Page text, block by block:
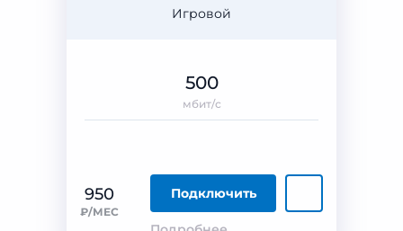
Игровой
950
₽/МЕС
Подключить
500
мбит/с